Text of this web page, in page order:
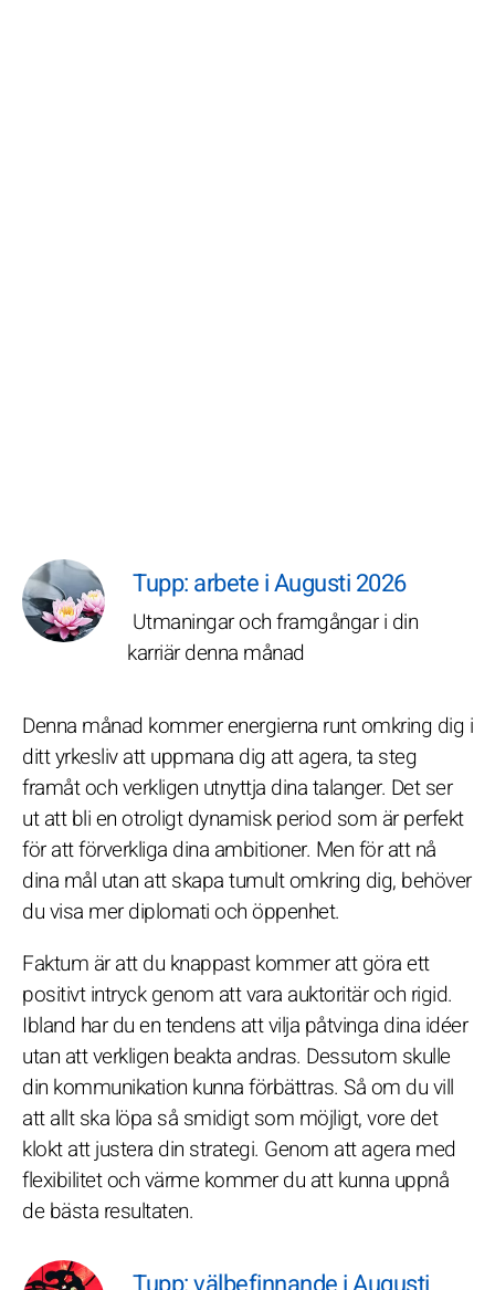
Tupp: arbete i Augusti 2026
Utmaningar och framgångar i din
karriär denna månad
Denna månad kommer energierna runt omkring dig i
ditt yrkesliv att uppmana dig att agera, ta steg
framåt och verkligen utnyttja dina talanger. Det ser
ut att bli en otroligt dynamisk period som är perfekt
för att förverkliga dina ambitioner. Men för att nå
dina mål utan att skapa tumult omkring dig, behöver
du visa mer diplomati och öppenhet.
Faktum är att du knappast kommer att göra ett
positivt intryck genom att vara auktoritär och rigid.
Ibland har du en tendens att vilja påtvinga dina idéer
utan att verkligen beakta andras. Dessutom skulle
din kommunikation kunna förbättras. Så om du vill
att allt ska löpa så smidigt som möjligt, vore det
klokt att justera din strategi. Genom att agera med
flexibilitet och värme kommer du att kunna uppnå
de bästa resultaten.